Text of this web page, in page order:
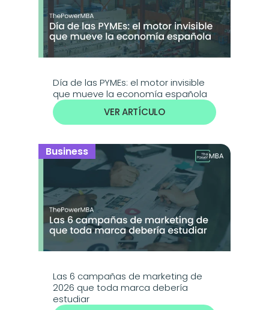
Día de las PYMEs: el motor invisible
que mueve la economía española
VER ARTÍCULO
Business
Las 6 campañas de marketing de
2026 que toda marca debería
estudiar